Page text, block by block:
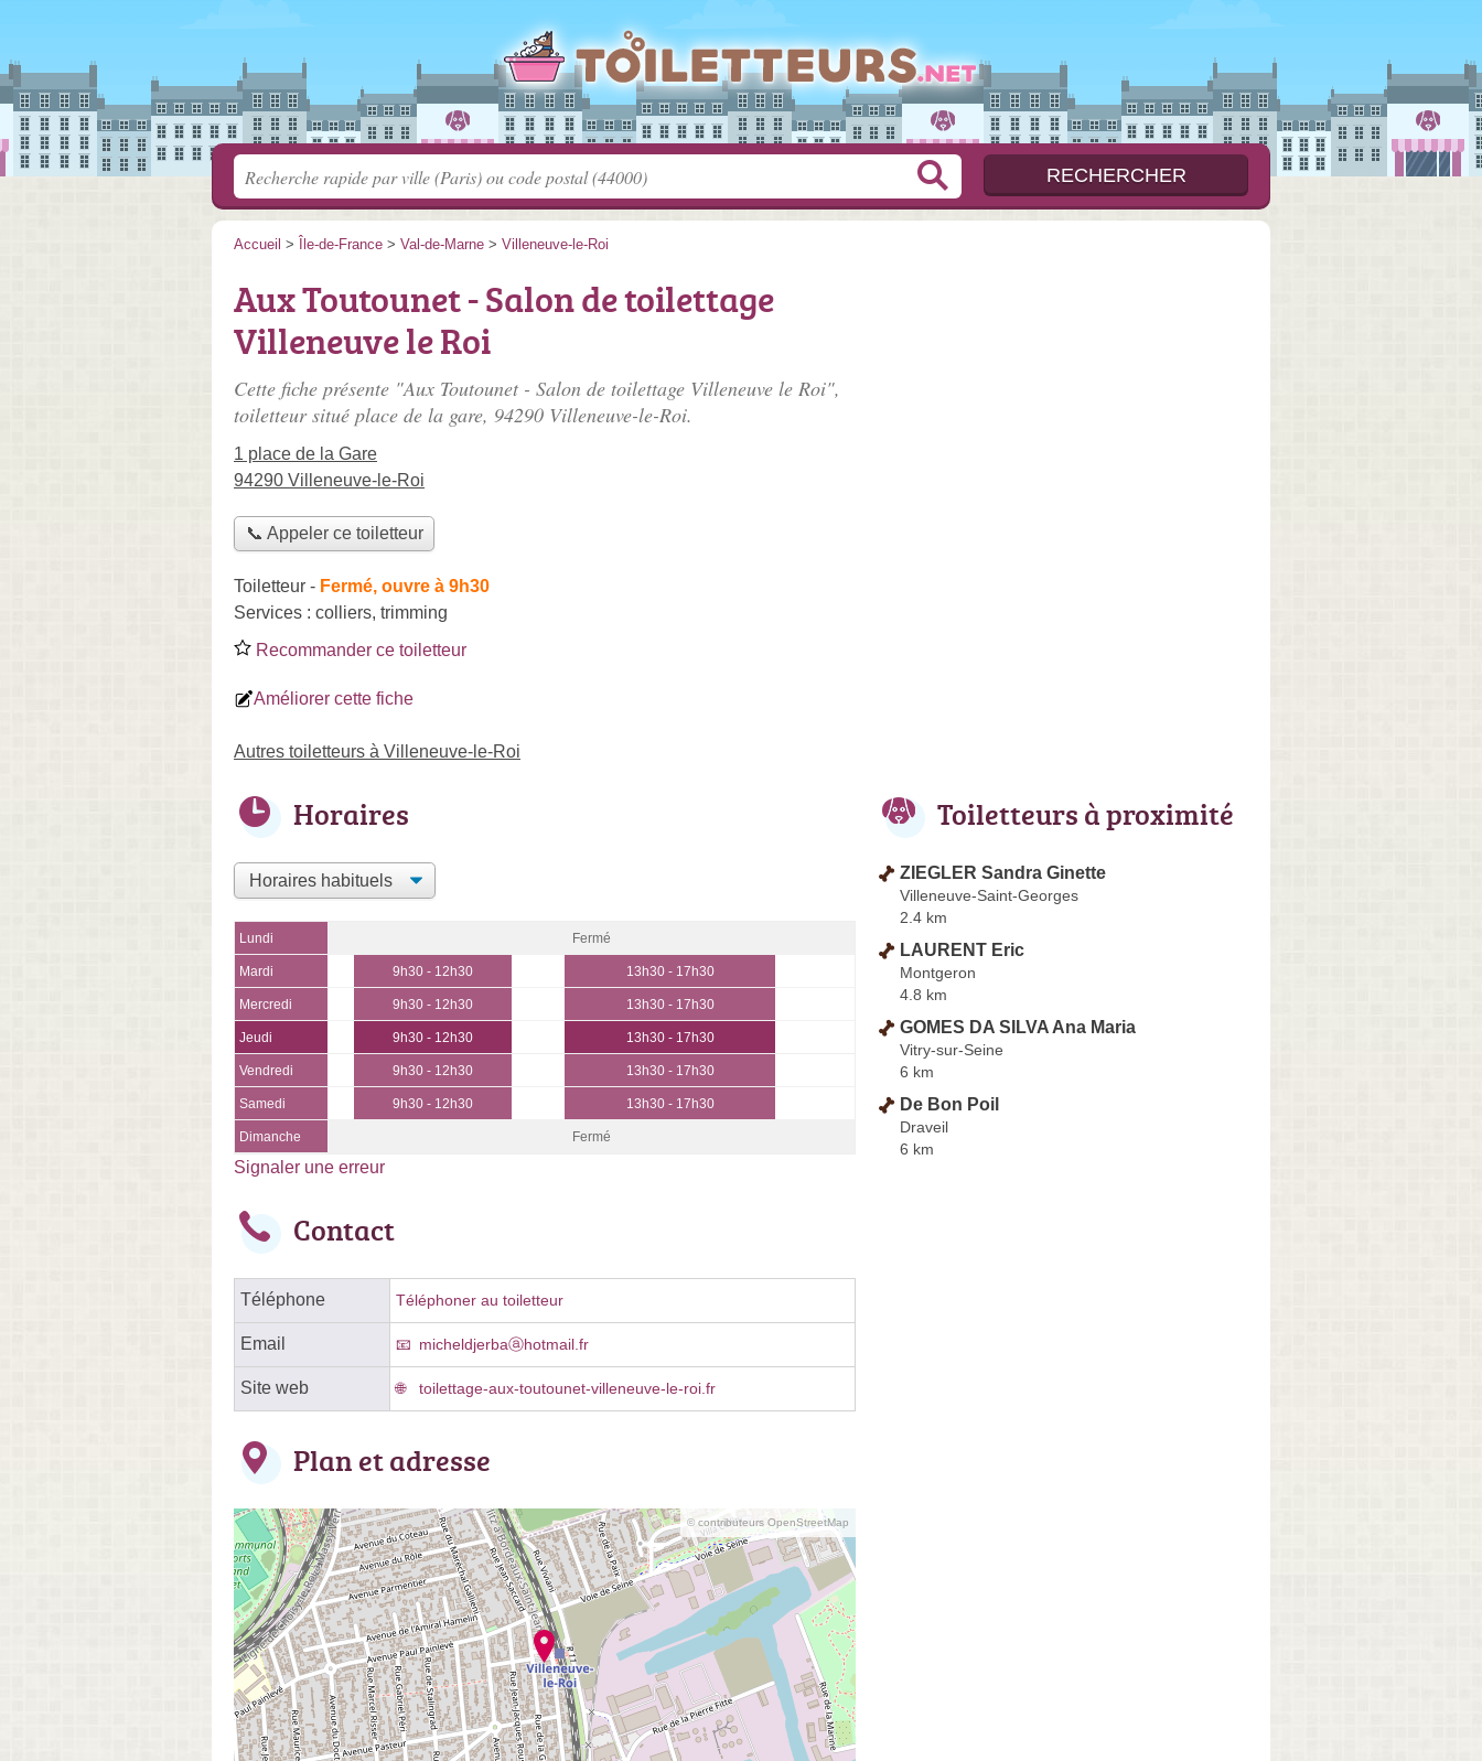
Accueil > Île-de-France > Val-de-Marne > Villeneuve-le-Roi
Aux Toutounet - Salon de toilettage
Villeneuve le Roi
Cette fiche présente "Aux Toutounet - Salon de toilettage Villeneuve le Roi",
toiletteur situé place de la gare, 94290 Villeneuve-le-Roi.
1 place de la Gare
94290 Villeneuve-le-Roi
📞 Appeler ce toiletteur
Toiletteur - Fermé, ouvre à 9h30
Services : colliers, trimming
Recommander ce toiletteur
Améliorer cette fiche
Autres toiletteurs à Villeneuve-le-Roi
Horaires
Lundi Fermé
Mardi 9h30 - 12h30 13h30 - 17h30
Mercredi 9h30 - 12h30 13h30 - 17h30
Jeudi 9h30 - 12h30 13h30 - 17h30
Vendredi 9h30 - 12h30 13h30 - 17h30
Samedi 9h30 - 12h30 13h30 - 17h30
Dimanche Fermé
Signaler une erreur
Contact
Téléphone Téléphoner au toiletteur
Email micheldjerbaⓐhotmail.fr
Site web toilettage-aux-toutounet-villeneuve-le-roi.fr
Plan et adresse
© contributeurs OpenStreetMap
Toiletteurs à proximité
ZIEGLER Sandra Ginette
Villeneuve-Saint-Georges
2.4 km
LAURENT Eric
Montgeron
4.8 km
GOMES DA SILVA Ana Maria
Vitry-sur-Seine
6 km
De Bon Poil
Draveil
6 km